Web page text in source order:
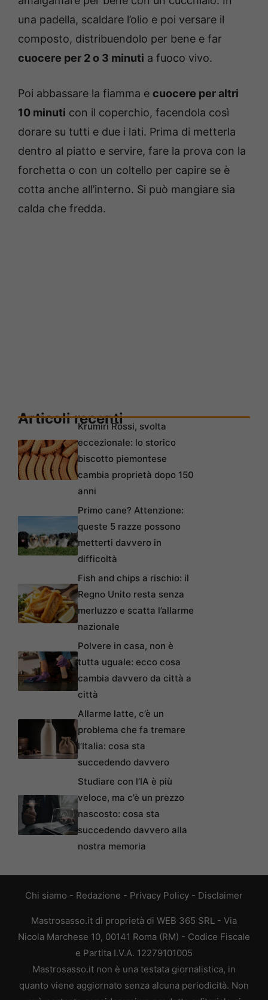
una padella, scaldare l’olio e poi versare il
composto, distribuendolo per bene e far
cuocere per 2 o 3 minuti a fuoco vivo.
Poi abbassare la fiamma e cuocere per altri
10 minuti con il coperchio, facendola così
dorare su tutti e due i lati. Prima di metterla
dentro al piatto e servire, fare la prova con la
forchetta o con un coltello per capire se è
cotta anche all’interno. Si può mangiare sia
calda che fredda.
Articoli recentiKrumiri Rossi, svolta
eccezionale: lo storico
biscotto piemontese
cambia proprietà dopo 150
anni
Primo cane? Attenzione:
queste 5 razze possono
metterti davvero in
difficoltà
Fish and chips a rischio: il
Regno Unito resta senza
merluzzo e scatta l’allarme
nazionale
Polvere in casa, non è
tutta uguale: ecco cosa
cambia davvero da città a
città
Allarme latte, c’è un
problema che fa tremare
l’Italia: cosa sta
succedendo davvero
Studiare con l’IA è più
veloce, ma c’è un prezzo
nascosto: cosa sta
succedendo davvero alla
nostra memoria
Chi siamo - Redazione - Privacy Policy - Disclaimer
Mastrosasso.it di proprietà di WEB 365 SRL - Via
Nicola Marchese 10, 00141 Roma (RM) - Codice Fiscale
e Partita I.V.A. 12279101005
Mastrosasso.it non è una testata giornalistica, in
quanto viene aggiornato senza alcuna periodicità. Non